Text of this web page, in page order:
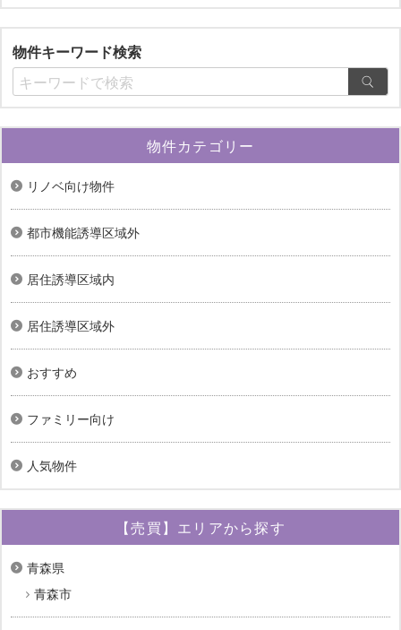
物件キーワード検索
物件カテゴリー
リノベ向け物件
都市機能誘導区域外
居住誘導区域内
居住誘導区域外
おすすめ
ファミリー向け
人気物件
【売買】エリアから探す
青森県
青森市